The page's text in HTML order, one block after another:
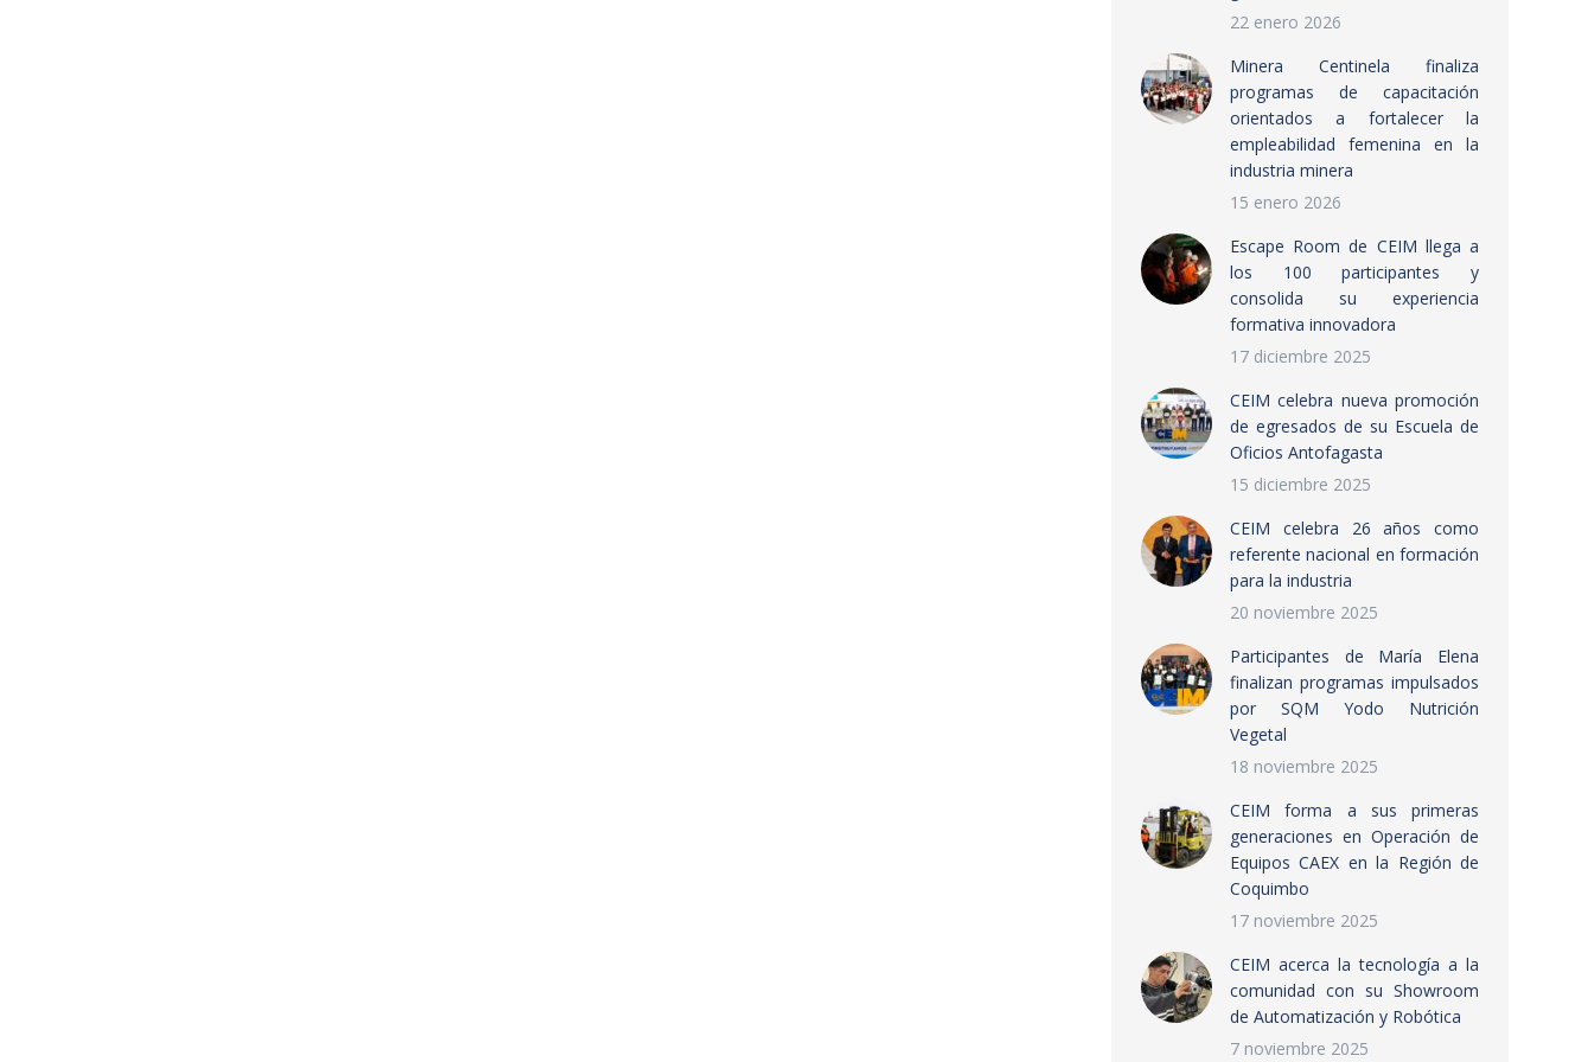
22 enero 2026
Minera Centinela finaliza
programas de capacitación
orientados a fortalecer la
empleabilidad femenina en la
industria minera
15 enero 2026
Escape Room de CEIM llega a
los 100 participantes y
consolida su experiencia
formativa innovadora
17 diciembre 2025
CEIM celebra nueva promoción
de egresados de su Escuela de
Oficios Antofagasta
15 diciembre 2025
CEIM celebra 26 años como
referente nacional en formación
para la industria
20 noviembre 2025
Participantes de María Elena
finalizan programas impulsados
por SQM Yodo Nutrición
Vegetal
18 noviembre 2025
CEIM forma a sus primeras
generaciones en Operación de
Equipos CAEX en la Región de
Coquimbo
17 noviembre 2025
CEIM acerca la tecnología a la
comunidad con su Showroom
de Automatización y Robótica
7 noviembre 2025